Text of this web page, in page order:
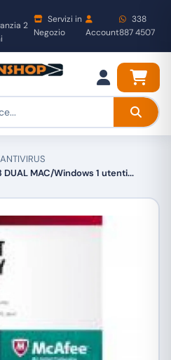
2
Servizi in
Negozio
Account
338
887 4507
ANTIVIRUS
MAC/Windows 1 utenti...